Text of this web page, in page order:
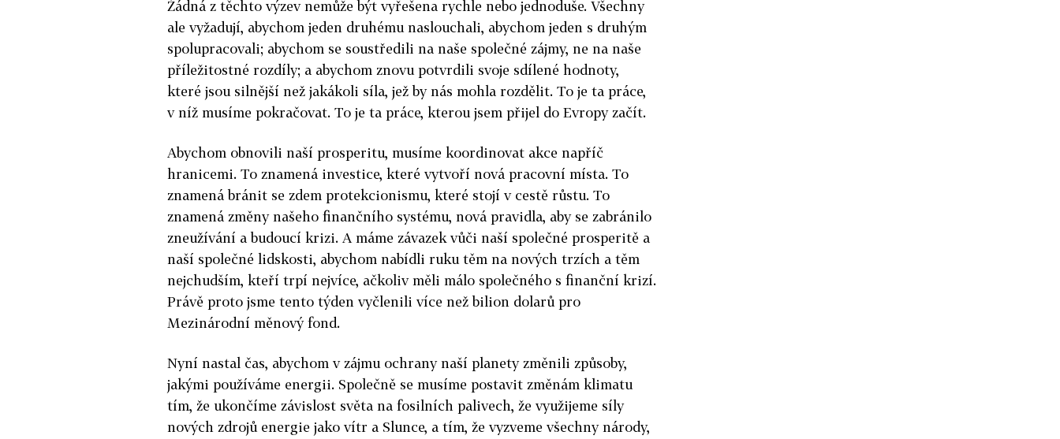
Žádná z těchto výzev nemůže být vyřešena rychle nebo jednoduše. Všechny
ale vyžadují, abychom jeden druhému naslouchali, abychom jeden s druhým
spolupracovali; abychom se soustředili na naše společné zájmy, ne na naše
příležitostné rozdíly; a abychom znovu potvrdili svoje sdílené hodnoty,
které jsou silnější než jakákoli síla, jež by nás mohla rozdělit. To je ta práce,
v níž musíme pokračovat. To je ta práce, kterou jsem přijel do Evropy začít.
Abychom obnovili naší prosperitu, musíme koordinovat akce napříč
hranicemi. To znamená investice, které vytvoří nová pracovní místa. To
znamená bránit se zdem protekcionismu, které stojí v cestě růstu. To
znamená změny našeho finančního systému, nová pravidla, aby se zabránilo
zneužívání a budoucí krizi. A máme závazek vůči naší společné prosperitě a
naší společné lidskosti, abychom nabídli ruku těm na nových trzích a těm
nejchudším, kteří trpí nejvíce, ačkoliv měli málo společného s finanční krizí.
Právě proto jsme tento týden vyčlenili více než bilion dolarů pro
Mezinárodní měnový fond.
Nyní nastal čas, abychom v zájmu ochrany naší planety změnili způsoby,
jakými používáme energii. Společně se musíme postavit změnám klimatu
tím, že ukončíme závislost světa na fosilních palivech, že využijeme síly
nových zdrojů energie jako vítr a Slunce, a tím, že vyzveme všechny národy,